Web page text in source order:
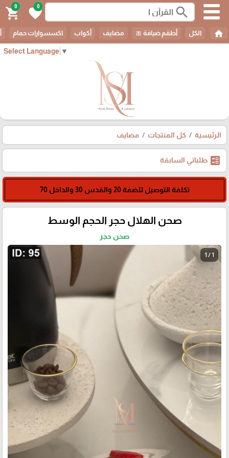
Select Language ▼
search
0
favorite
0
shopping_cart
home الكل أطقم ضيافة 🎀 مضايف أكواب اكسسوارات حمام
الرئيسية كل المنتجات مضايف
ballot طلباتي السابقة
تكلفة التوصيل للضفة 20 والقدس 30 والداخل 70
صحن الهلال حجر الحجم الوسط
صحن حجر
1 / 1